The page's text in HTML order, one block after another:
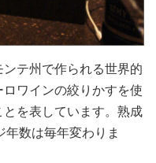
テ州で作られる世界的
ワインの絞りかすを使
を表しています。熟成
数は毎年変わりま